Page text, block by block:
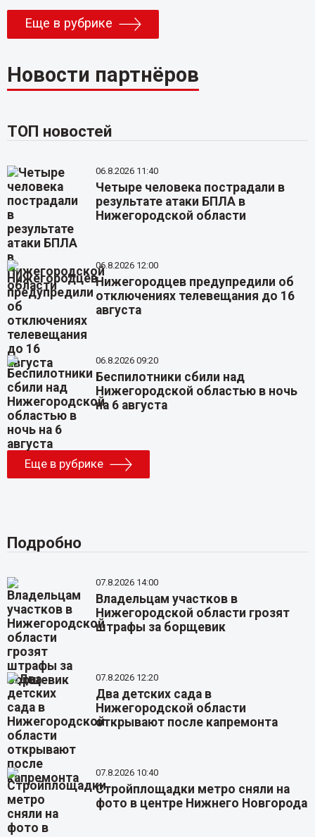
Еще в рубрике
Новости партнёров
ТОП новостей
06.8.2026 11:40
Четыре человека пострадали в
результате атаки БПЛА в
Нижегородской области
06.8.2026 12:00
Нижегородцев предупредили об
отключениях телевещания до 16
августа
06.8.2026 09:20
Беспилотники сбили над
Нижегородской областью в ночь
на 6 августа
Еще в рубрике
Подробно
07.8.2026 14:00
Владельцам участков в
Нижегородской области грозят
штрафы за борщевик
07.8.2026 12:20
Два детских сада в
Нижегородской области
открывают после капремонта
07.8.2026 10:40
Стройплощадки метро сняли на
фото в центре Нижнего Новгорода